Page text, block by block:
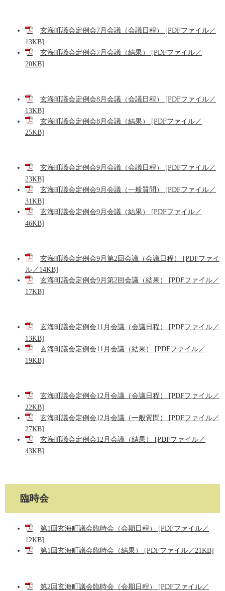
玄海町議会定例会7月会議（会議日程） [PDFファイル／
13KB]
玄海町議会定例会7月会議（結果） [PDFファイル／
20KB]
玄海町議会定例会8月会議（会議日程） [PDFファイル／
13KB]
玄海町議会定例会8月会議（結果） [PDFファイル／
25KB]
玄海町議会定例会9月会議（会議日程） [PDFファイル／
23KB]
玄海町議会定例会9月会議（一般質問） [PDFファイル／
31KB]
玄海町議会定例会9月会議（結果） [PDFファイル／
46KB]
玄海町議会定例会9月第2回会議（会議日程） [PDFファイ
ル／14KB]
玄海町議会定例会9月第2回会議（結果） [PDFファイル／
17KB]
玄海町議会定例会11月会議（会議日程） [PDFファイル／
13KB]
玄海町議会定例会11月会議（結果） [PDFファイル／
19KB]
玄海町議会定例会12月会議（会議日程） [PDFファイル／
22KB]
玄海町議会定例会12月会議（一般質問） [PDFファイル／
27KB]
玄海町議会定例会12月会議（結果） [PDFファイル／
43KB]
臨時会
第1回玄海町議会臨時会（会期日程） [PDFファイル／
12KB]
第1回玄海町議会臨時会（結果） [PDFファイル／21KB]
第2回玄海町議会臨時会（会期日程） [PDFファイル／